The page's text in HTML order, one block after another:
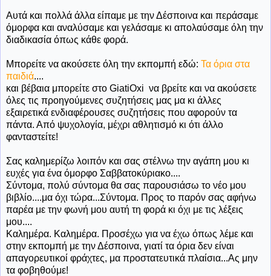
Αυτά και πολλά άλλα είπαμε με την Δέσποινα και περάσαμε
όμορφα και αναλύσαμε και γελάσαμε κι απολαύσαμε όλη την
διαδικασία όπως κάθε φορά.
Μπορείτε να ακούσετε όλη την εκπομπή εδώ: Τα όρια στα
παιδιά....
και βέβαια μπορείτε στο GiatiOxi να βρείτε και να ακούσετε
όλες τις προηγούμενες συζητήσεις μας μα κι άλλες
εξαιρετικά ενδιαφέρουσες συζητήσεις που αφορούν τα
πάντα. Από ψυχολογία, μέχρι αθλητισμό κι ότι άλλο
φανταστείτε!
Σας καλημερίζω λοιπόν και σας στέλνω την αγάπη μου κι
ευχές για ένα όμορφο Σαββατοκύριακο....
Σύντομα, πολύ σύντομα θα σας παρουσιάσω το νέο μου
βιβλίο....μα όχι τώρα...Σύντομα. Προς το παρόν σας αφήνω
παρέα με την φωνή μου αυτή τη φορά κι όχι με τις λέξεις
μου....
Καλημέρα. Καλημέρα. Προσέχω για να έχω όπως λέμε και
στην εκπομπή με την Δέσποινα, γιατί τα όρια δεν είναι
απαγορευτικοί φράχτες, μα προστατευτικά πλαίσια...Ας μην
τα φοβηθούμε!